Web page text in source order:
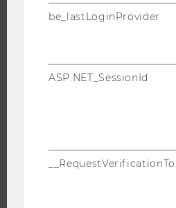
WU FOUNDATION
be_lastLoginProvider
ASP.NET_SessionId